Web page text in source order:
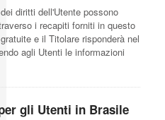
diritti dell'Utente possono
i recapiti forniti in questo
e il Titolare risponderà nel
agli Utenti le informazioni
gli Utenti in Brasile